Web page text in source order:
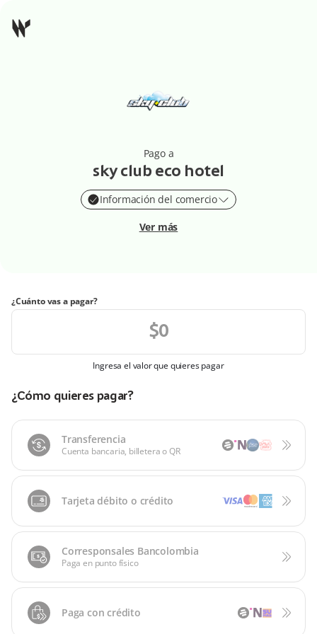
Pago a
sky club eco hotel
Información del comercio
Ver más
¿Cuánto vas a pagar?
Ingresa el valor que quieres pagar
¿Cómo quieres pagar?
Transferencia
Cuenta bancaria, billetera o QR
Tarjeta débito o crédito
Corresponsales Bancolombia
Paga en punto físico
Paga con crédito